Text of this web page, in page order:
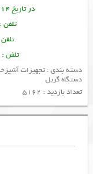
در تاریخ 14 تیر 1400 این مطلب نوشته شده است.
تلفن : 09356107101 تورج امین فر
تلفن : 09378003488
تلفن : 09128931339 منصور امین فر
دسته بندی :تجهیزات
دستگاه گریل
تعداد بازدید : 5162